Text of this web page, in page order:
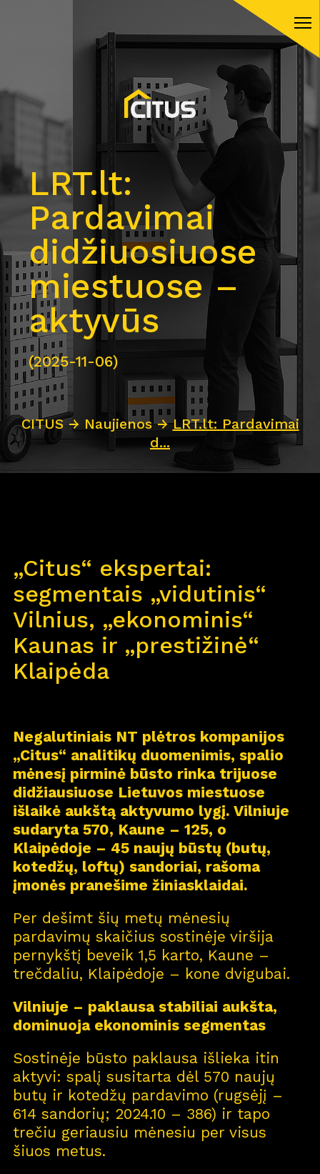
LRT.lt:
Pardavimai
didžiuosiuose
miestuose –
aktyvūs
(2025-11-06)
CITUS→ Naujienos→LRT.lt: Pardavimai
d...
„Citus“ ekspertai:
segmentais „vidutinis“
Vilnius, „ekonominis“
Kaunas ir „prestižinė“
Klaipėda
Negalutiniais NT plėtros kompanijos
„Citus“ analitikų duomenimis, spalio
mėnesį pirminė būsto rinka trijuose
didžiausiuose Lietuvos miestuose
išlaikė aukštą aktyvumo lygį. Vilniuje
sudaryta 570, Kaune – 125, o
Klaipėdoje – 45 naujų būstų (butų,
kotedžų, loftų) sandoriai, rašoma
įmonės pranešime žiniasklaidai.
Per dešimt šių metų mėnesių
pardavimų skaičius sostinėje viršija
pernykštį beveik 1,5 karto, Kaune –
trečdaliu, Klaipėdoje – kone dvigubai.
Vilniuje – paklausa stabiliai aukšta,
dominuoja ekonominis segmentas
Sostinėje būsto paklausa išlieka itin
aktyvi: spalį susitarta dėl 570 naujų
butų ir kotedžų pardavimo (rugsėjį –
614 sandorių; 2024.10 – 386) ir tapo
trečiu geriausiu mėnesiu per visus
šiuos metus.